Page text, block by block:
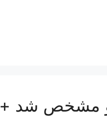
مشخص شد +